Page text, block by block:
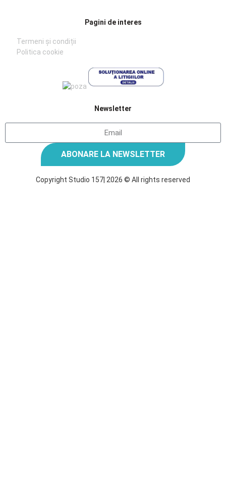
Pagini de interes
Termeni și condiții
Politica cookie
Newsletter
ABONARE LA NEWSLETTER
Copyright Studio 157| 2026 © All rights reserved